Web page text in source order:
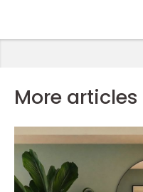
More articles